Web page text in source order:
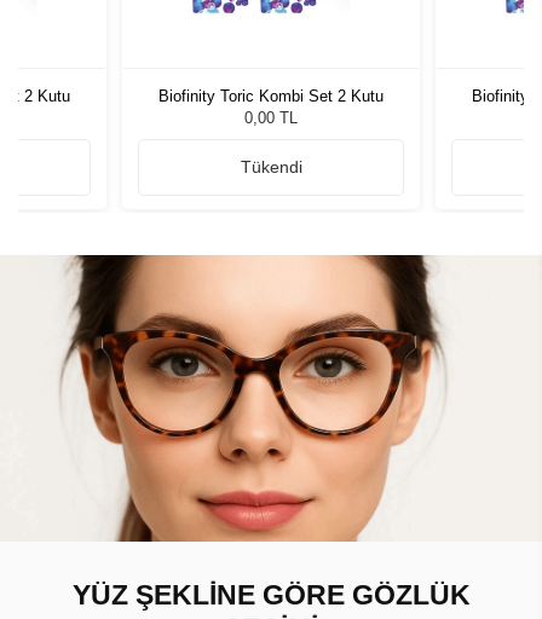
2 Kutu
Biofinity Toric Kombi Set 2 Kutu
0,00 TL
Tükendi
Biofinity
YÜZ ŞEKLİNE GÖRE GÖZLÜK